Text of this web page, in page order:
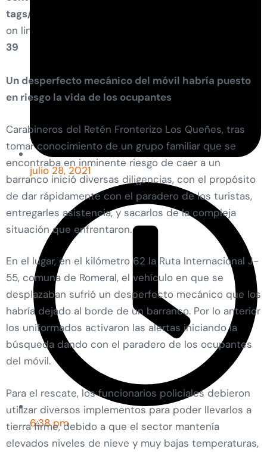
julio 28, 2021
6:38 pm
tags/tags/post-featured-image.php
on line
39
Un desperfecto mecánico del móvil habría puesto
en riesgo la vida de los ocupantes
Carabineros del Retén Fronterizo Los Queñes, tras
tomar conocimiento de un grupo familiar que se
encontraba en inminente riesgo de caer a un
barranco inició diversas diligencias, con el propósito
de dar rápidamente con el paradero de los turistas,
entregarles asistencia, y sacarlos de la compleja
situación que enfrentaron.
En el lugar, en el kilómetro 62 la Ruta Internacional J-
55, comuna de Romeral, el vehículo en que se
desplazaban sufrió un desperfecto mecánico que los
habría dejado al borde de un barranco. Por lo anterior
los uniformados activaron las alertas iniciando la
búsqueda dando con el paradero de los ocupantes
del móvil.
Para el rescate, los funcionarios policiales debieron
utilizar diversos implementos para poder llevarlos a
tierra firme, debido a que el sector mantenía
elevados niveles de nieve y muy bajas temperaturas,